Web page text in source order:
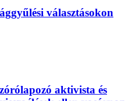
választásokon
aktivista és